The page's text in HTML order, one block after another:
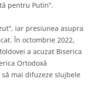
pentru Putin”.
iar presiunea asupra
În octombrie 2022,
a acuzat Biserica
Ortodoxă
mai difuzeze slujbele